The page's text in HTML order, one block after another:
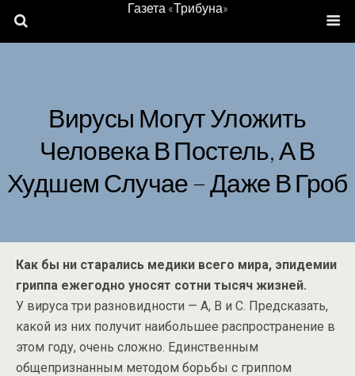
Газета «Трибуна»
Вирусы Могут Уложить
Человека В Постель, А В
Худшем Случае – Даже В Гроб
Как бы ни старались медики всего мира, эпидемии
гриппа ежегодно уносят сотни тысяч жизней.
У вируса три разновидности — А, В и С. Предсказать,
какой из них получит наибольшее распространение в
этом году, очень сложно. Единственным
общепризнанным методом борьбы с гриппом